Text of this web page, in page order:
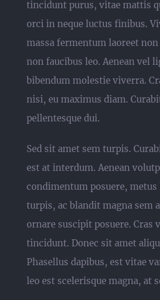
tincidunt purus, vitae mattis
orci in neque luctus finibus.
massa fermentum laoreet
non faucibus leo. Aenean vel
bibendum molestie viverra.
nisi, eu maximus diam.
pellentesque dui.
Sed sit amet sem turpis.
est at interdum. Aenean
condimentum posuere, metus
turpis, ac blandit magna sem
ornare suscipit posuere. Cras
tincidunt. Donec sit amet
Phasellus dapibus, est vitae
leo est scelerisque magna, at